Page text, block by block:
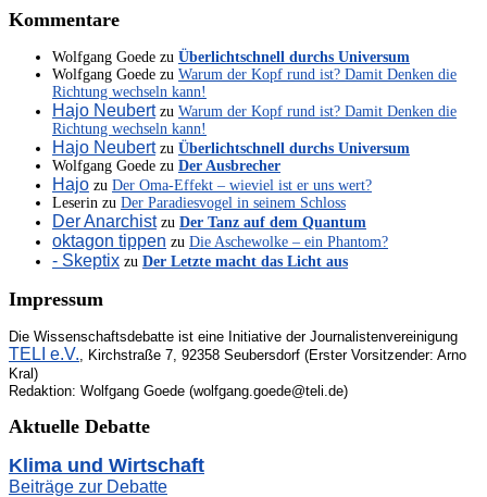
Kommentare
Wolfgang Goede zu Überlichtschnell durchs Universum
Wolfgang Goede zu Warum der Kopf rund ist? Damit Denken die
Richtung wechseln kann!
Hajo Neubertzu Warum der Kopf rund ist? Damit Denken die
Richtung wechseln kann!
Hajo Neubertzu Überlichtschnell durchs Universum
Wolfgang Goede zu Der Ausbrecher
Hajo zu Der Oma-Effekt – wieviel ist er uns wert?
Leserin zu Der Paradiesvogel in seinem Schloss
Der Anarchistzu Der Tanz auf dem Quantum
oktagon tippen zu Die Aschewolke – ein Phantom?
- Skeptix zu Der Letzte macht das Licht aus
Impressum
Die Wissenschaftsdebatte ist eine Initiative der Journalistenvereinigung
TELI e.V. , Kirchstraße 7, 92358 Seubersdorf (Erster Vorsitzender: Arno
Kral)
Redaktion: Wolfgang Goede (wolfgang.goede@teli.de)
Aktuelle Debatte
Klima und Wirtschaft
Beiträge zur Debatte